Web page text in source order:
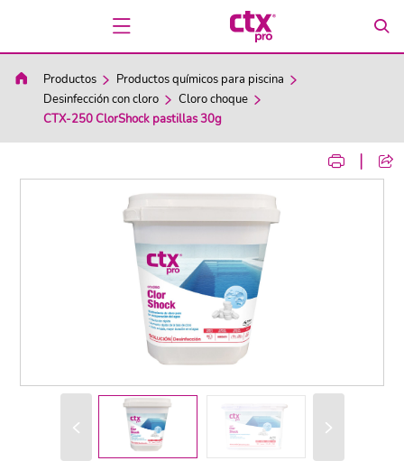
Productos
Productos químicos para piscina
Desinfección con cloro
Cloro choque
CTX-250 ClorShock pastillas 30g
|